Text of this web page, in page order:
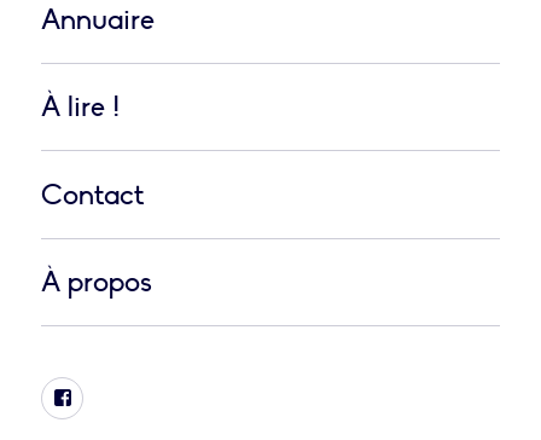
Annuaire
À lire !
Contact
À propos
Facebook